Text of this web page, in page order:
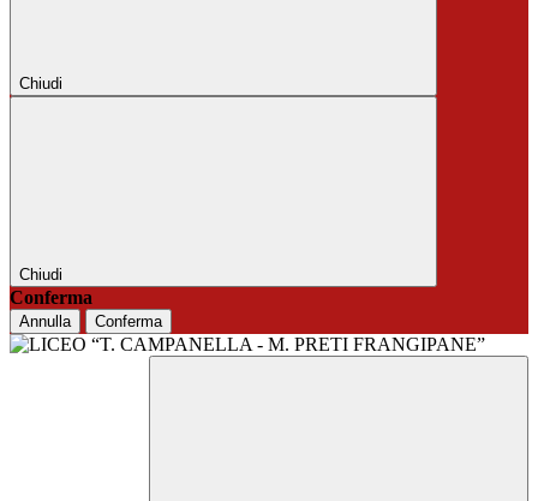
Chiudi
Chiudi
Conferma
Annulla Conferma